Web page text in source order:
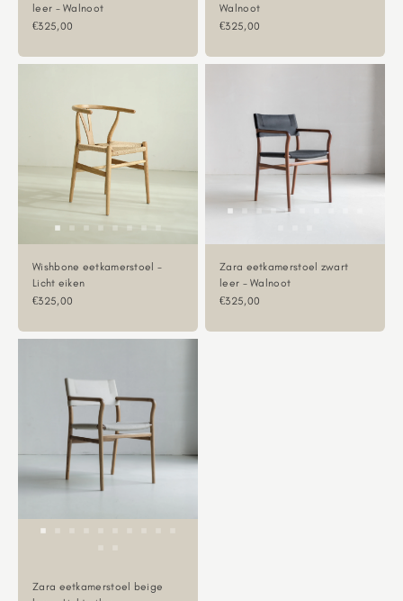
leer - Walnoot
Aanbiedingsprijs
€325,00
Walnoot
Aanbiedingsprijs
€325,00
Wishbone eetkamerstoel -
Licht eiken
Aanbiedingsprijs
€325,00
Zara eetkamerstoel zwart
leer - Walnoot
Aanbiedingsprijs
€325,00
Zara eetkamerstoel beige